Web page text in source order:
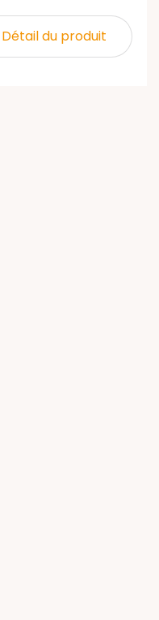
Détail du produit